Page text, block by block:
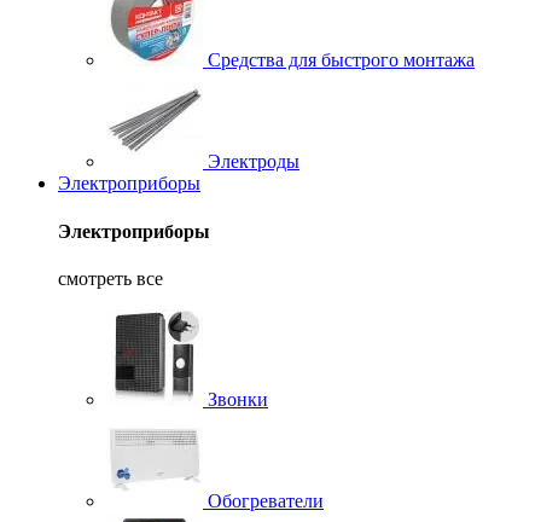
Средства для быстрого монтажа
Электроды
Электроприборы
Электроприборы
смотреть все
Звонки
Обогреватели